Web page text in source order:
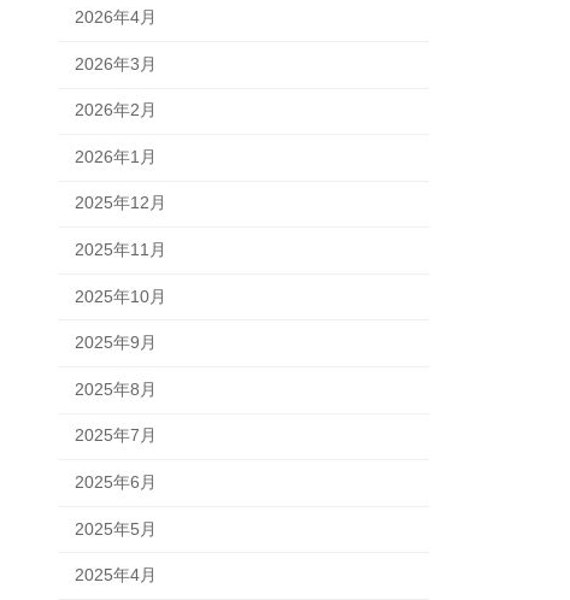
2026年4月
2026年3月
2026年2月
2026年1月
2025年12月
2025年11月
2025年10月
2025年9月
2025年8月
2025年7月
2025年6月
2025年5月
2025年4月